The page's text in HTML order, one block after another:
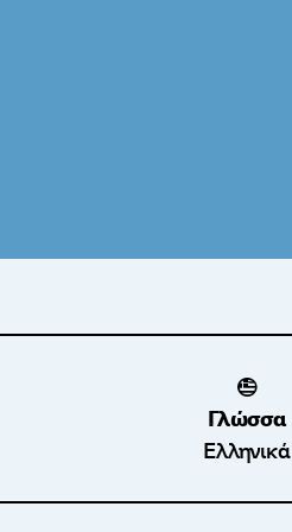
Γλώσσα
Ελληνικά